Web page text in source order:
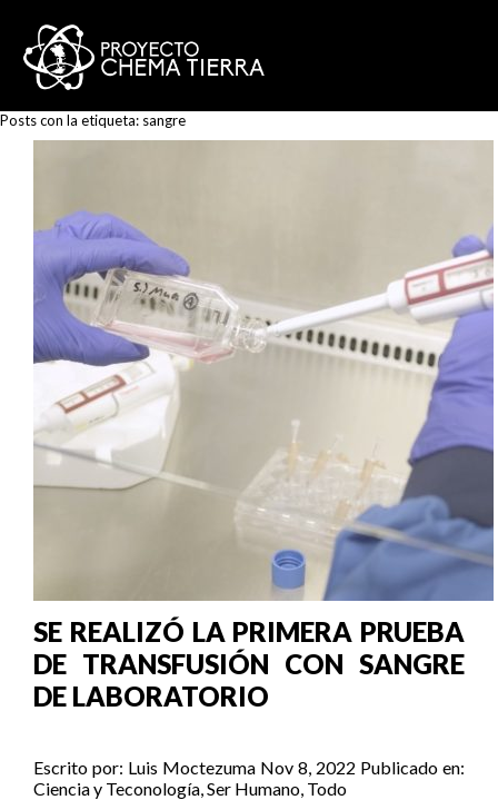
Posts con la etiqueta: sangre
SE REALIZÓ LA PRIMERA PRUEBA
DE TRANSFUSIÓN CON SANGRE
DE LABORATORIO
Escrito por: Luis Moctezuma Nov 8, 2022 Publicado en:
Ciencia y Teconología,Ser Humano, Todo